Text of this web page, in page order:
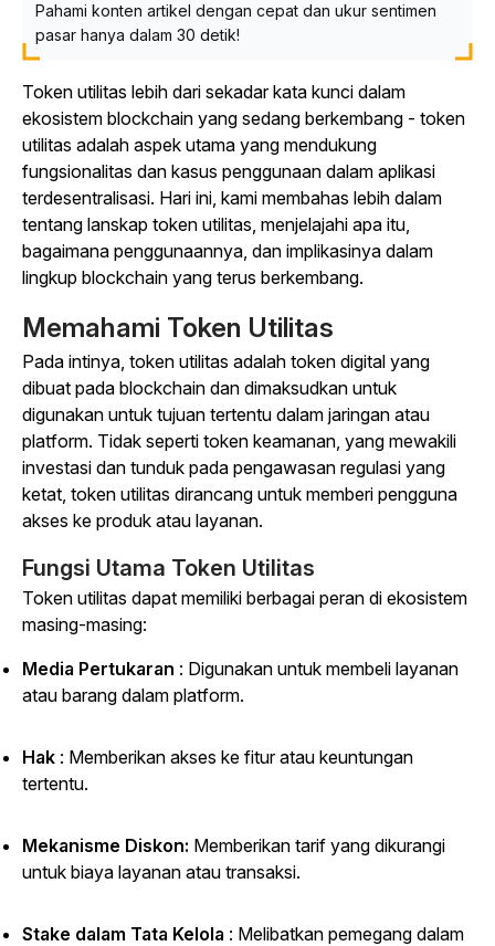
Pahami konten artikel dengan cepat dan ukur sentimen
pasar hanya dalam 30 detik!
Token utilitas lebih dari sekadar kata kunci dalam
ekosistem blockchain yang sedang berkembang - token
utilitas adalah aspek utama yang mendukung
fungsionalitas dan kasus penggunaan dalam aplikasi
terdesentralisasi. Hari ini, kami membahas lebih dalam
tentang lanskap token utilitas, menjelajahi apa itu,
bagaimana penggunaannya, dan implikasinya dalam
lingkup blockchain yang terus berkembang.
Memahami Token Utilitas
Pada intinya, token utilitas adalah token digital yang
dibuat pada blockchain dan dimaksudkan untuk
digunakan untuk tujuan tertentu dalam jaringan atau
platform. Tidak seperti token keamanan, yang mewakili
investasi dan tunduk pada pengawasan regulasi yang
ketat, token utilitas dirancang untuk memberi pengguna
akses ke produk atau layanan.
Fungsi Utama Token Utilitas
Token utilitas dapat memiliki berbagai peran di ekosistem
masing-masing:
Media Pertukaran : Digunakan untuk membeli layanan
atau barang dalam platform.
Hak : Memberikan akses ke fitur atau keuntungan
tertentu.
Mekanisme Diskon: Memberikan tarif yang dikurangi
untuk biaya layanan atau transaksi.
Stake dalam Tata Kelola : Melibatkan pemegang dalam